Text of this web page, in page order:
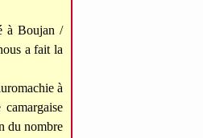
à Boujan /
a fait la
à
du nombre